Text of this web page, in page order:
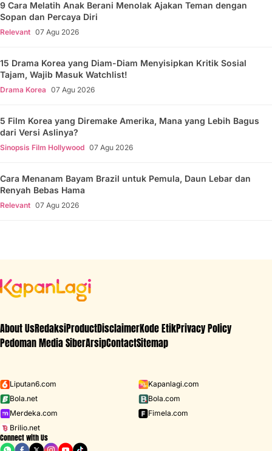
9 Cara Melatih Anak Berani Menolak Ajakan Teman dengan
Sopan dan Percaya Diri
Relevant 07 Agu 2026
15 Drama Korea yang Diam-Diam Menyisipkan Kritik Sosial
Tajam, Wajib Masuk Watchlist!
Drama Korea 07 Agu 2026
5 Film Korea yang Diremake Amerika, Mana yang Lebih Bagus
dari Versi Aslinya?
Sinopsis Film Hollywood 07 Agu 2026
Cara Menanam Bayam Brazil untuk Pemula, Daun Lebar dan
Renyah Bebas Hama
Relevant 07 Agu 2026
About UsRedaksiProductDisclaimerKode EtikPrivacy Policy
Pedoman Media SiberArsipContactSitemap
Liputan6.com
Kapanlagi.com
Bola.net
Bola.com
Merdeka.com
Fimela.com
Brilio.net
Connect with Us